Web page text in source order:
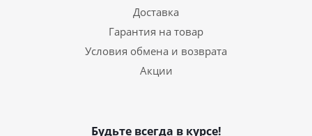
Доставка
Гарантия на товар
Условия обмена и возврата
Акции
Будьте всегда в курсе!